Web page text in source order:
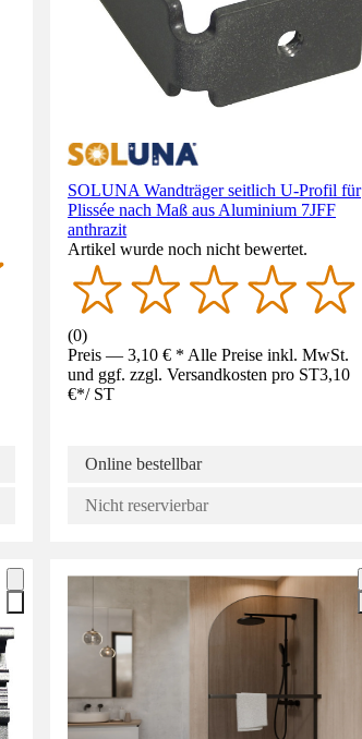
SOLUNA Wandträger seitlich U-Profil für
Plissée nach Maß aus Aluminium 7JFF
anthrazit
Artikel wurde noch nicht bewertet.
(0)
Preis — 3,10 € * Alle Preise inkl. MwSt.
und ggf. zzgl. Versandkosten pro ST3,10
€*/ ST
Online bestellbar
Nicht reservierbar